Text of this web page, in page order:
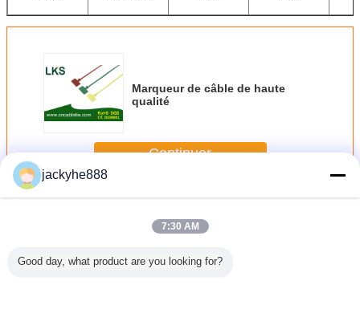
Marqueur de câble de haute
qualité
Continuer
PlusAttaches de câble en nylon
jackyhe888
7:30 AM
Good day, what product are you looking for?